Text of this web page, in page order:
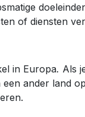
of diensten
in Europa. Als
een ander land